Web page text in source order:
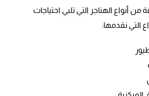
أنواع الهناجر التي تلبي احتياجات
التي نقدمها: